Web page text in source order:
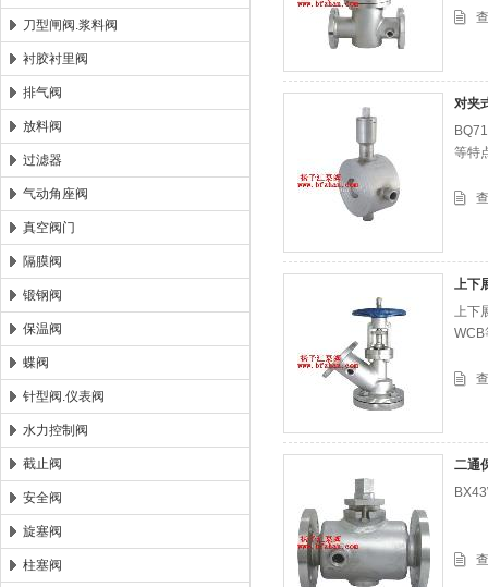
刀型闸阀.浆料阀
衬胶衬里阀
排气阀
放料阀
过滤器
气动角座阀
真空阀门
隔膜阀
锻钢阀
保温阀
蝶阀
针型阀.仪表阀
水力控制阀
截止阀
安全阀
旋塞阀
柱塞阀
对夹
等特
上下
上下
WCB
二通